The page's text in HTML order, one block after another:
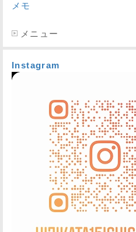
メモ
メニュー
Instagram